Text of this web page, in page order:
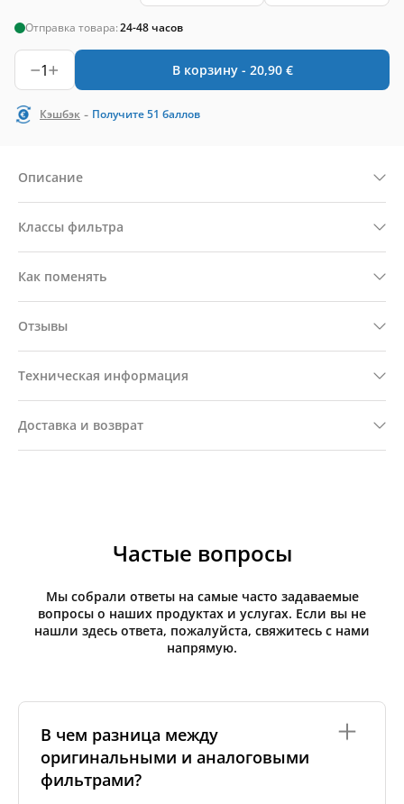
Отправка товара:24-48 часов
1 В корзину - 20,90 €
Кэшбэк - Получите51 баллов
Описание
Классы фильтра
Как поменять
Отзывы
Техническая информация
Доставка и возврат
Частые вопросы
Мы собрали ответы на самые часто задаваемые
вопросы о наших продуктах и услугах. Если вы не
нашли здесь ответа, пожалуйста, свяжитесь с нами
напрямую.
В чем разница между
оригинальными и аналоговыми
фильтрами?